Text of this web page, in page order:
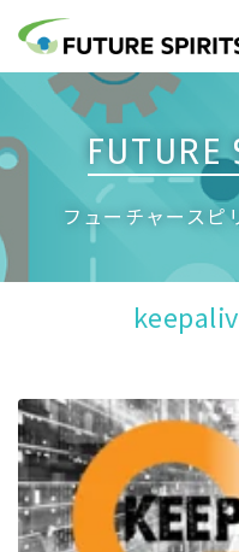
FUTURE
フューチャースピ